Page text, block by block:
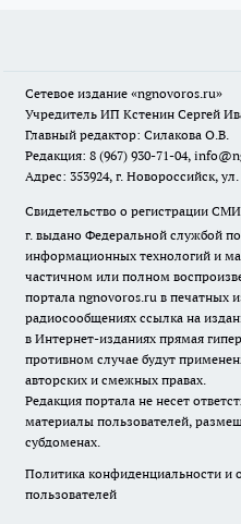
Сетевое издание «ngnovoros.ru»
Учредитель ИП Кстенин Сергей
Главный редактор: Силакова О.В.
Редакция: 8 (967) 930-71-04,
Адрес: 353924, г. Новороссийск,
Свидетельство о регистрации
г. выдано Федеральной службой
информационных технологий и
частичном или полном
портала ngnovoros.ru в печатных
радиосообщениях ссылка на
в Интернет-изданиях прямая
противном случае будут
авторских и смежных правах.
Редакция портала не несет
материалы пользователей,
субдоменах.
Политика конфиденциальности и
пользователей